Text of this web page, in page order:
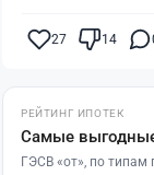
27 14
РЕЙТИНГ ИПОТЕК
Самые
ГЭСВ «от», по типам